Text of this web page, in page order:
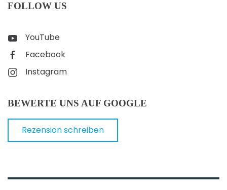
FOLLOW US
YouTube
Facebook
Instagram
BEWERTE UNS AUF GOOGLE
Rezension schreiben